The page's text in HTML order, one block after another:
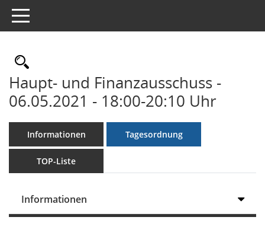
Toggle navigation
Rechercheauswahl
Haupt- und Finanzausschuss -
06.05.2021 - 18:00-20:10 Uhr
Informationen Tagesordnung
TOP-Liste
Informationen